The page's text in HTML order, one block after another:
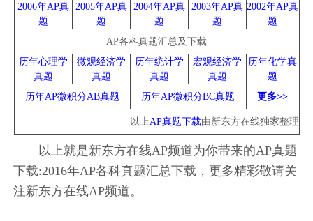
2006年AP真
题
2005年AP真
题
2004年AP真
题
2003年AP真
题
2002年AP真
题
AP各科真题汇总及下载
历年心理学
真题
微观经济学
真题
历年统计学
真题
宏观经济学
真题
历年化学真
题
历年AP微积分AB真题
历年AP微积分BC真题 更多>>
以上 AP真题下载由新东方在线独家整理
以上就是新东方在线AP频道为你带来的AP真题
下载:2016年AP各科真题汇总下载，更多精彩敬请关
注新东方在线AP频道。